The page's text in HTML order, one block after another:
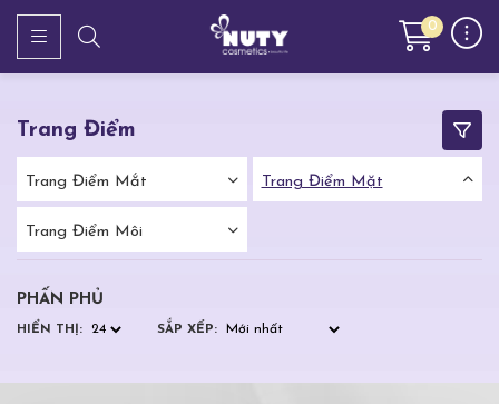
0
Trang Điểm
Trang Điểm Mắt Trang Điểm Mặt
Trang Điểm Môi
PHẤN PHỦ
HIỂN THỊ: SẮP XẾP: